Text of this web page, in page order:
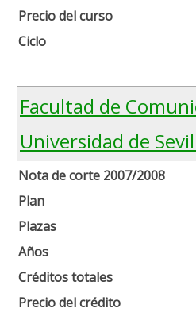
Precio del curso
Ciclo
Facultad de
Universidad de
Nota de corte 2007/2008
Plan
Plazas
Años
Créditos totales
Precio del crédito